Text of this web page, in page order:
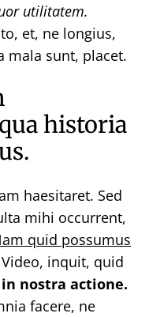
utilitatem.
et, ne longius,
mala sunt, placet.
historia
haesitaret. Sed
mihi occurrent,
quid possumus
inquit, quid
nostra actione.
facere, ne